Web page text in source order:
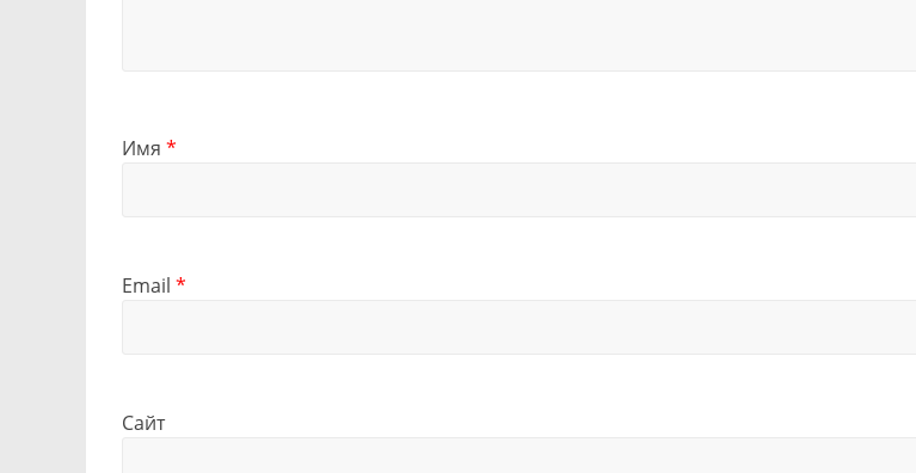
Имя *
Email *
Сайт